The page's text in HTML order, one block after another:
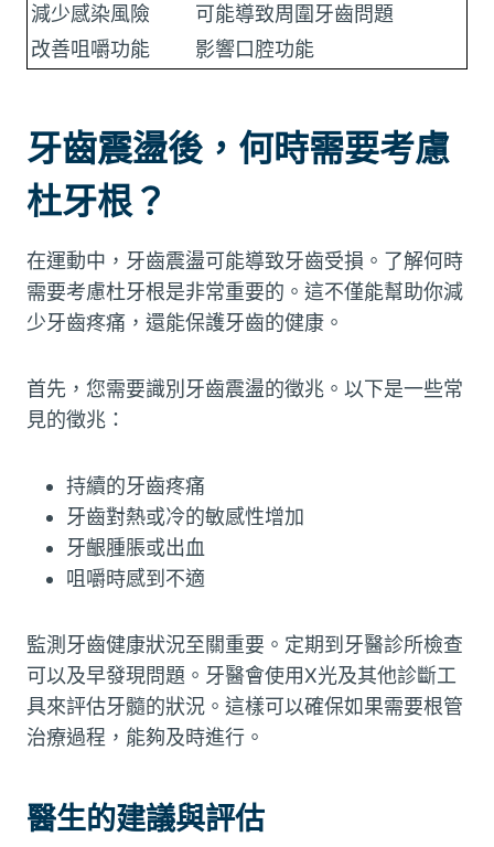
減少感染風險
可能導致周圍牙齒問題
改善咀嚼功能
影響口腔功能
牙齒震盪後，何時需要考慮
杜牙根？
在運動中，牙齒震盪可能導致牙齒受損。了解何時
需要考慮杜牙根是非常重要的。這不僅能幫助你減
少牙齒疼痛，還能保護牙齒的健康。
首先，您需要識別牙齒震盪的徵兆。以下是一些常
見的徵兆：
持續的牙齒疼痛
牙齒對熱或冷的敏感性增加
牙齦腫脹或出血
咀嚼時感到不適
監測牙齒健康狀況至關重要。定期到牙醫診所檢查
可以及早發現問題。牙醫會使用X光及其他診斷工
具來評估牙髓的狀況。這樣可以確保如果需要根管
治療過程，能夠及時進行。
醫生的建議與評估